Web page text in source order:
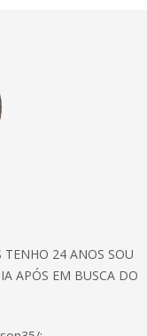
TENHO 24 ANOS SOU
APÓS EM BUSCA DO